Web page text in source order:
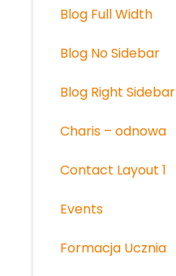
Blog Full Width
Blog No Sidebar
Blog Right Sidebar
Charis – odnowa
Contact Layout 1
Events
Formacja Ucznia